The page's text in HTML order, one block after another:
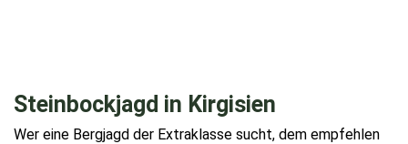
Steinbockjagd in Kirgisien
Wer eine Bergjagd der Extraklasse sucht, dem empfehlen